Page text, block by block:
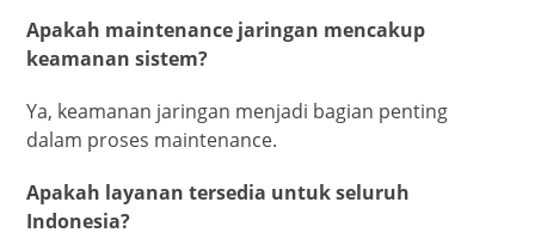
Apakah maintenance jaringan mencakup
keamanan sistem?
Ya, keamanan jaringan menjadi bagian penting
dalam proses maintenance.
Apakah layanan tersedia untuk seluruh
Indonesia?